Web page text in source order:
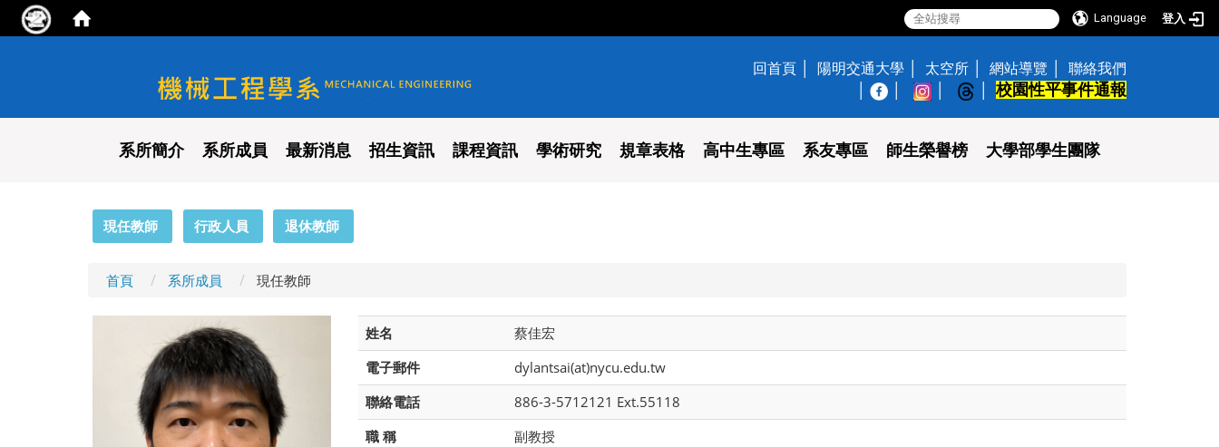
Language 登入
國立陽明交通大學 機械工程學系
回首頁 陽明交通大學 太空所 網站導覽
聯絡我們
校園性平事件通報
系所簡介 系所成員 最新消息 招生資訊 課程資訊 學術研究 規章表格 高中生專區 系友專區 師生榮譽榜 大學部學生團隊
現任教師 行政人員 退休教師
首頁 系所成員 現任教師
姓名
蔡佳宏
電子郵件
dylantsai(at)nycu.edu.tw
聯絡電話
886-3-5712121 Ext.55118
職 稱
副教授